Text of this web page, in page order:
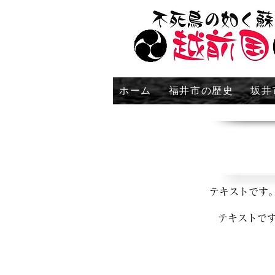
ホーム 福井市の歴史 坂井
テキストです
テキストで